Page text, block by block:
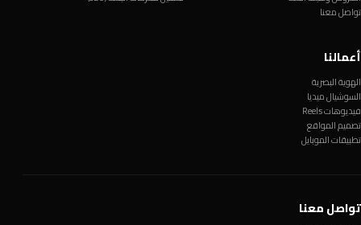
تواصل معنا
أعمالنا
الهوية البصرية
السوشيال ميديا
فيديوهات Reels
تصميم المواقع
تطبيقات الموبايل
تواصل معنا